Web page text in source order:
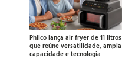
Philco lança air fryer de 11 litros
que reúne versatilidade, ampla
capacidade e tecnologia